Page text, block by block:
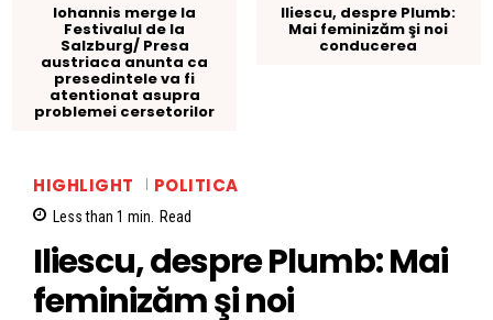
Iohannis merge la
Festivalul de la
Salzburg/ Presa
austriaca anunta ca
presedintele va fi
atentionat asupra
problemei cersetorilor
Iliescu, despre Plumb:
Mai feminizăm şi noi
conducerea